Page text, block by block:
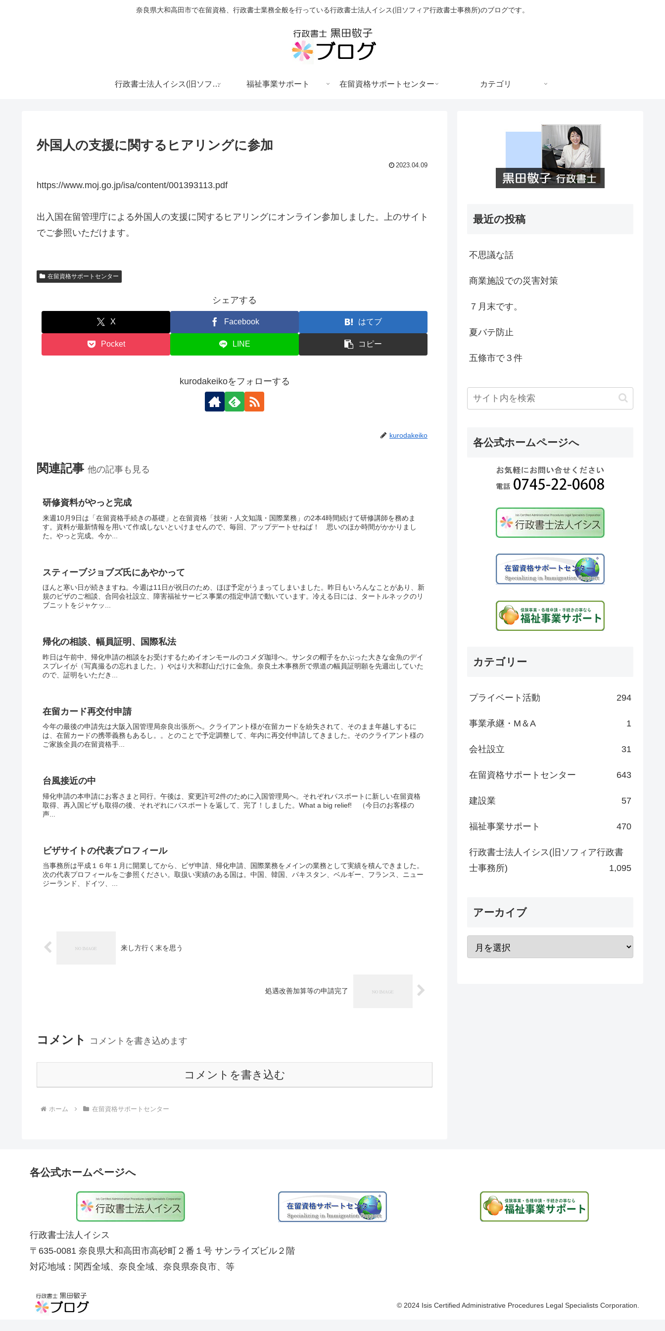
奈良県大和高田市で在留資格、行政書士業務全般を行っている行政書士法人イシス(旧ソフィア行政書士事務所)のブログです。
行政書士法人イシス(旧ソフィア行政書士事務所) 福祉事業サポート 在留資格サポートセンター カテゴリ
外国人の支援に関するヒアリングに参加
2023.04.09
https://www.moj.go.jp/isa/content/001393113.pdf
出入国在留管理庁による外国人の支援に関するヒアリングにオンライン参加しました。上のサイト
でご参照いただけます。
在留資格サポートセンター
シェアする
X Facebook はてブ
Pocket LINE コピー
kurodakeikoをフォローする
kurodakeiko
関連記事 他の記事も見る
研修資料がやっと完成
来週10月9日は「在留資格手続きの基礎」と在留資格「技術・人文知識・国際業務」の2本4時間続けて研修講師を務めま
す。資料が最新情報を用いて作成しないといけませんので、毎回、アップデートせねば！ 思いのほか時間がかかりまし
た。やっと完成。今か...
スティーブジョブズ氏にあやかって
ほんと寒い日が続きますね。今週は11日が祝日のため、ほぼ予定がうまってしまいました。昨日もいろんなことがあり、新
規のビザのご相談、合同会社設立、障害福祉サービス事業の指定申請で動いています。冷える日には、タートルネックのリ
ブニットをジャケッ...
帰化の相談、幅員証明、国際私法
昨日は午前中、帰化申請の相談をお受けするためイオンモールのコメダ珈琲へ。サンタの帽子をかぶった大きな金魚のデイ
スプレイが（写真撮るの忘れました。）やはり大和郡山だけに金魚。奈良土木事務所で県道の幅員証明願を先週出していた
ので、証明をいただき...
在留カード再交付申請
今年の最後の申請先は大阪入国管理局奈良出張所へ。クライアント様が在留カードを紛失されて、そのまま年越しするに
は、在留カードの携帯義務もあるし。。とのことで予定調整して、年内に再交付申請してきました。そのクライアント様の
ご家族全員の在留資格手...
台風接近の中
帰化申請の本申請にお客さまと同行。午後は、変更許可2件のために入国管理局へ。それぞれパスポートに新しい在留資格
取得、再入国ビザも取得の後、それぞれにパスポートを返して、完了！しました。What a big relief! （今日のお客様の
声...
ビザサイトの代表プロフィール
当事務所は平成１６年１月に開業してから、ビザ申請、帰化申請、国際業務をメインの業務として実績を積んできました。
次の代表プロフィールをご参照ください。取扱い実績のある国は。中国、韓国、パキスタン、ベルギー、フランス、ニュー
ジーランド、ドイツ、...
来し方行く末を思う
処遇改善加算等の申請完了
コメント コメントを書き込めます
コメントを書き込む
ホーム 在留資格サポートセンター
最近の投稿
不思議な話
商業施設での災害対策
７月末です。
夏バテ防止
五條市で３件
各公式ホームページへ
カテゴリー
プライベート活動 294
事業承継・M＆A 1
会社設立 31
在留資格サポートセンター 643
建設業 57
福祉事業サポート 470
行政書士法人イシス(旧ソフィア行政書
士事務所)
1,095
アーカイブ
各公式ホームページへ
行政書士法人イシス
〒635-0081 奈良県大和高田市高砂町２番１号 サンライズビル２階
対応地域：関西全域、奈良全域、奈良県奈良市、等
© 2024 Isis Certified Administrative Procedures Legal Specialists Corporation.